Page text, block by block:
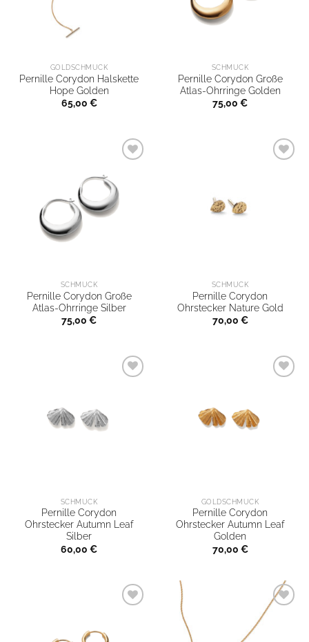
GOLDSCHMUCK
Pernille Corydon Halskette
Hope Golden
65,00 €
SCHMUCK
Pernille Corydon Große
Atlas-Ohrringe Golden
75,00 €
SCHMUCK
Pernille Corydon Große
Atlas-Ohrringe Silber
75,00 €
SCHMUCK
Pernille Corydon
Ohrstecker Nature Gold
70,00 €
SCHMUCK
Pernille Corydon
Ohrstecker Autumn Leaf
Silber
60,00 €
GOLDSCHMUCK
Pernille Corydon
Ohrstecker Autumn Leaf
Golden
70,00 €